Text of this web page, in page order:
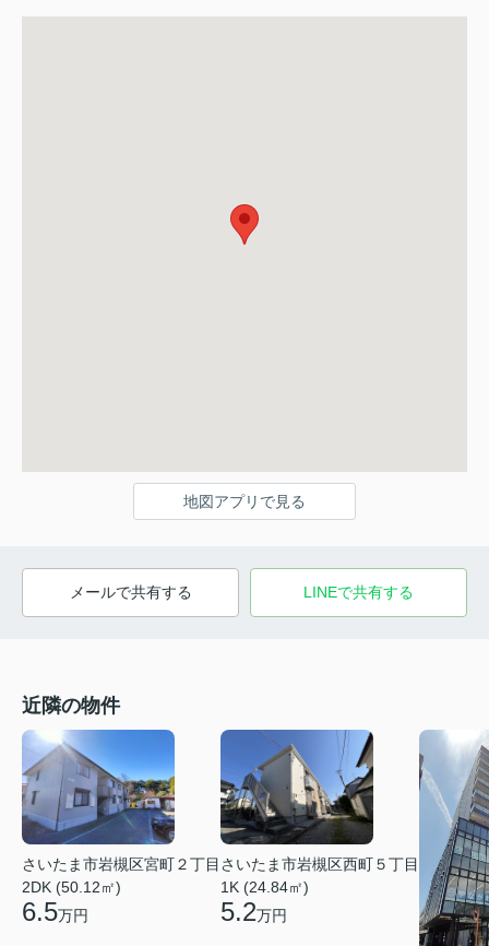
地図アプリで見る
メールで共有する LINEで共有する
近隣の物件
さいたま市岩槻区宮町２丁目
2DK (50.12㎡)
6.5万円
さいたま市岩槻区西町５丁目
1K (24.84㎡)
5.2万円